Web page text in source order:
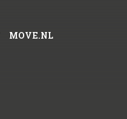
MOVE.NL